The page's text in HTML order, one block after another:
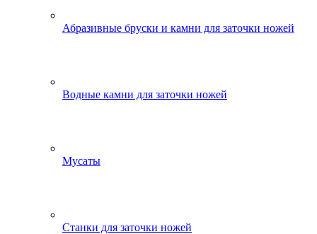
Абразивные бруски и камни для заточки ножей
Водные камни для заточки ножей
Мусаты
Станки для заточки ножей